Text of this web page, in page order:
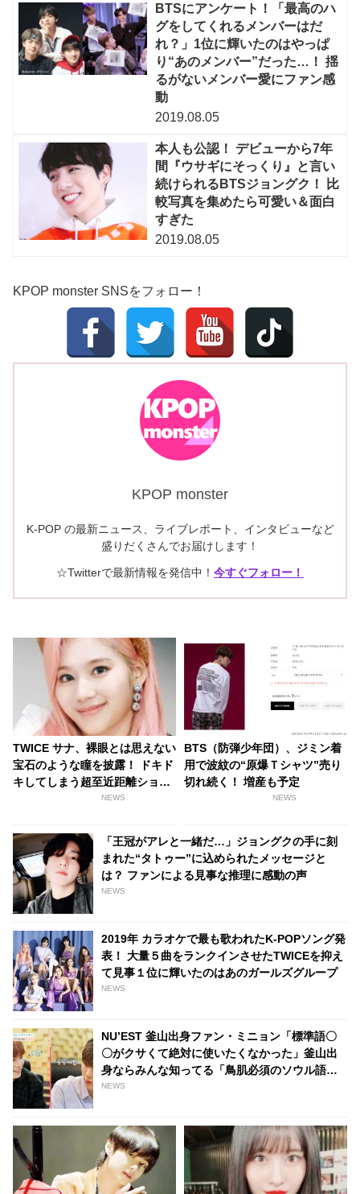
BTSにアンケート！「最高のハ
グをしてくれるメンバーはだ
れ？」1位に輝いたのはやっぱ
り“あのメンバー”だった…！ 揺
るがないメンバー愛にファン感
動
2019.08.05
本人も公認！ デビューから7年
間『ウサギにそっくり』と言い
続けられるBTSジョングク！ 比
較写真を集めたら可愛い＆面白
すぎた
2019.08.05
KPOP monster SNSをフォロー！
KPOP monster
K-POP の最新ニュース、ライブレポート、インタビューなど
盛りだくさんでお届けします！
☆Twitterで最新情報を発信中！ 今すぐフォロー！
TWICE サナ、裸眼とは思えない
宝石のような瞳を披露！ ドキド
キしてしまう超至近距離ショッ
トと濁りのない澄んだ瞳に、引
NEWS
BTS（防弾少年団）、ジミン着
用で波紋の“原爆Ｔシャツ”売り
切れ続く！ 増産も予定
NEWS
「王冠がアレと一緒だ…」ジョングクの手に刻
まれた“タトゥー”に込められたメッセージと
は？ ファンによる見事な推理に感動の声
NEWS
2019年 カラオケで最も歌われたK-POPソング発
表！ 大量５曲をランクインさせたTWICEを抑え
て見事１位に輝いたのはあのガールズグループ
NEWS
NU’EST 釜山出身ファン・ミニョン「標準語〇
〇がクサくて絶対に使いたくなかった」釜山出
身ならみんな知ってる「鳥肌必須のソウル語」
とは？
NEWS